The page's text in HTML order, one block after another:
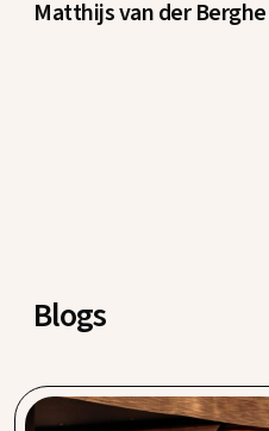
Matthijs van der Berghe
Blogs